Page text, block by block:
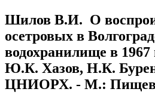
Шилов В.И. О
осетровых в
водохранилище в
Ю.К. Хазов, Н.К.
ЦНИОРХ. - М.: